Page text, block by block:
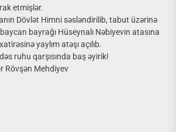
etmişlər.
Dövlət Himni səsləndirilib, tabut üzərinə
bayrağı Hüseynalı Nəbiyevin atasına
yaylım atəşı açılıb.
ruhu qarşısında baş əyirik!
Rövşən Mehdiyev